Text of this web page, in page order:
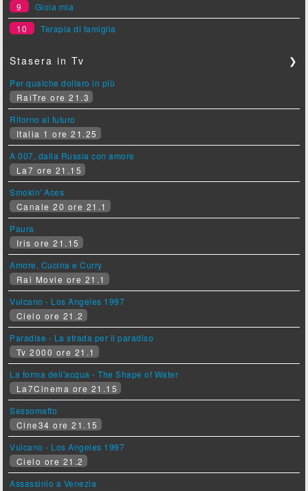
9
Gioia mia
10
Terapia di famiglia
Stasera in Tv ❯
Per qualche dollaro in più
RaiTre ore 21.3
Ritorno al futuro
Italia 1 ore 21.25
A 007, dalla Russia con amore
La7 ore 21.15
Smokin' Aces
Canale 20 ore 21.1
Paura
Iris ore 21.15
Amore, Cucina e Curry
Rai Movie ore 21.1
Vulcano - Los Angeles 1997
Cielo ore 21.2
Paradise - La strada per il paradiso
Tv 2000 ore 21.1
La forma dell'acqua - The Shape of Water
La7Cinema ore 21.15
Sessomatto
Cine34 ore 21.15
Vulcano - Los Angeles 1997
Cielo ore 21.2
Assassinio a Venezia